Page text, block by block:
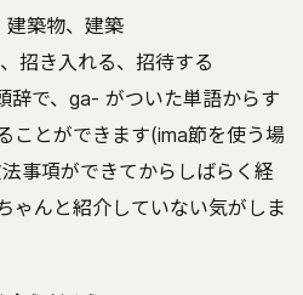
築物、建築
招き入れる、招待する
辞で、ga- がついた単語からす
ことができます(ima節を使う場
事項ができてからしばらく経
ゃんと紹介していない気がしま